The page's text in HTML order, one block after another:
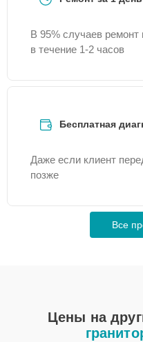
В 95% случаев ремонт
в течение 1-2 часов
Бесплатная
Даже если клиент
позже
Все
Цены на